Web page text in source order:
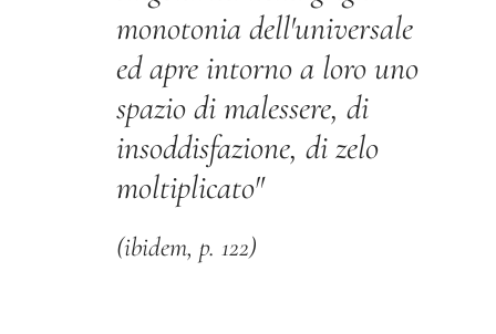
monotonia dell'universale
ed apre intorno a loro uno
spazio di malessere, di
insoddisfazione, di zelo
moltiplicato"
(ibidem, p. 122)